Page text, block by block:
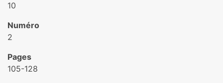
10
Numéro
2
Pages
105-128